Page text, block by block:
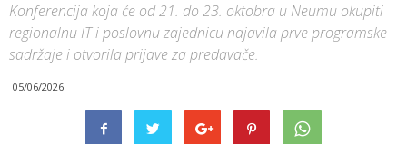
Konferencija koja će od 21. do 23. oktobra u Neumu okupiti
regionalnu IT i poslovnu zajednicu najavila prve programske
sadržaje i otvorila prijave za predavače.
05/06/2026